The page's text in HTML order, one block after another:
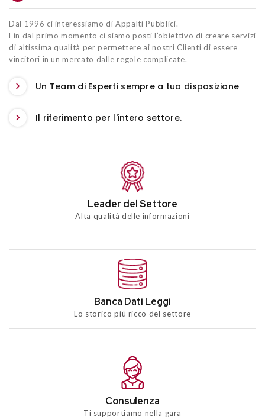
Dal 1996 ci interessiamo di Appalti Pubblici.
Fin dal primo momento ci siamo posti l’obiettivo di creare servizi
di altissima qualità per permettere ai nostri Clienti di essere
vincitori in un mercato dalle regole complicate.
Un Team di Esperti sempre a tua disposizione
Il riferimento per l'intero settore.
Leader del Settore
Alta qualità delle informazioni
Banca Dati Leggi
Lo storico più ricco del settore
Consulenza
Ti supportiamo nella gara